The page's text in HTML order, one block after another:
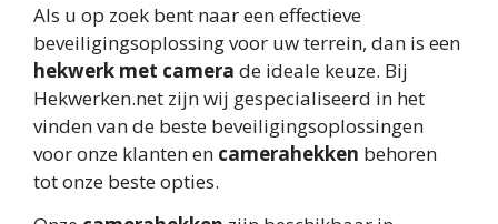
Als u op zoek bent naar een effectieve
beveiligingsoplossing voor uw terrein, dan is een
hekwerk met camera de ideale keuze. Bij
Hekwerken.net zijn wij gespecialiseerd in het
vinden van de beste beveiligingsoplossingen
voor onze klanten en camerahekken behoren
tot onze beste opties.